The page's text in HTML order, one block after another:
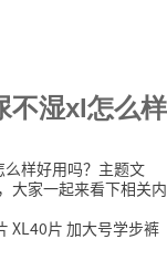
不湿xl怎么样
样好用吗？主题文
大家一起来看下相关内
XL40片 加大号学步裤